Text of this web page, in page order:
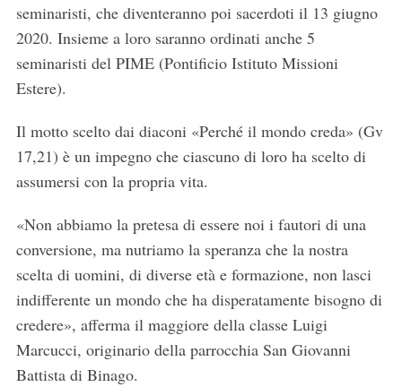
seminaristi, che diventeranno poi sacerdoti il 13 giugno
2020. Insieme a loro saranno ordinati anche 5
seminaristi del PIME (Pontificio Istituto Missioni
Estere).
Il motto scelto dai diaconi «Perché il mondo creda» (Gv
17,21) è un impegno che ciascuno di loro ha scelto di
assumersi con la propria vita.
«Non abbiamo la pretesa di essere noi i fautori di una
conversione, ma nutriamo la speranza che la nostra
scelta di uomini, di diverse età e formazione, non lasci
indifferente un mondo che ha disperatamente bisogno di
credere», afferma il maggiore della classe Luigi
Marcucci, originario della parrocchia San Giovanni
Battista di Binago.